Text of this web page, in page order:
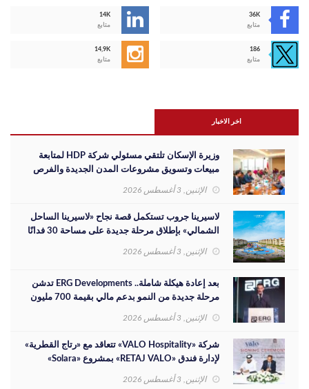
14K
متابع
36K
متابع
14,9K
متابع
186
متابع
اخر الاخبار
وزيرة الإسكان تلتقي مسئولي شركة HDP لمتابعة
مبيعات وتسويق مشروعات المدن الجديدة والفرص
الإثنين, 3 أغسطس 2026
لاسيرينا جروب تستكمل قصة نجاح «لاسيرينا الساحل
الشمالي» بإطلاق مرحلة جديدة على مساحة 30 فدانًا
الإثنين, 3 أغسطس 2026
بعد إعادة هيكلة شاملة.. ERG Developments تدشن
مرحلة جديدة من النمو بدعم مالي بقيمة 700 مليون
الإثنين, 3 أغسطس 2026
شركة «VALO Hospitality» تتعاقد مع «رتاج القطرية»
لإدارة فندق «RETAJ VALO» بمشروع «Solara»
الإثنين, 3 أغسطس 2026